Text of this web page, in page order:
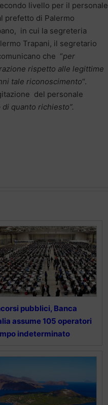
livello per il personale
prefetto di Palermo
in cui la segreteria
Trapani, il segretario
che “per
rispetto alle legittime
tale riconoscimento“.
del personale
quanto richiesto”.
pubblici, Banca
assume 105 operatori
indeterminato